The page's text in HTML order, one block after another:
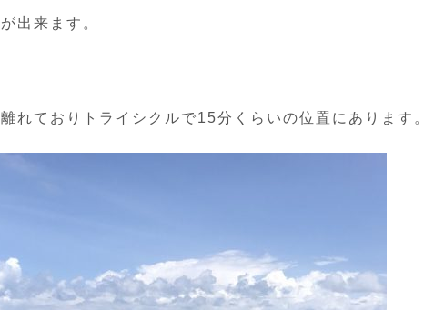
出来ます。
れておりトライシクルで15分くらいの位置にあります。